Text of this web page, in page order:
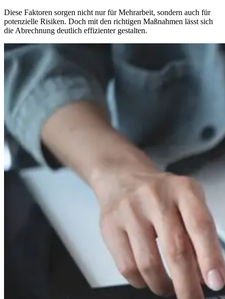
Diese Faktoren sorgen nicht nur für Mehrarbeit, sondern auch für
potenzielle Risiken. Doch mit den richtigen Maßnahmen lässt sich
die Abrechnung deutlich effizienter gestalten.